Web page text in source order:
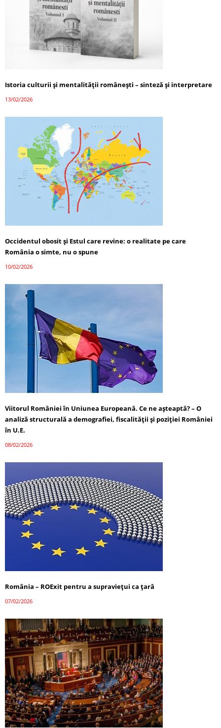
Istoria culturii și mentalității românești – sinteză și interpretare
13/02/2026
Occidentul obosit și Estul care revine: o realitate pe care
România o simte, nu o spune
10/02/2026
Viitorul României în Uniunea Europeană. Ce ne așteaptă? – O
analiză structurală a demografiei, fiscalității și poziției României
în U.E.
08/02/2026
România – ROExit pentru a supraviețui ca țară
07/02/2026